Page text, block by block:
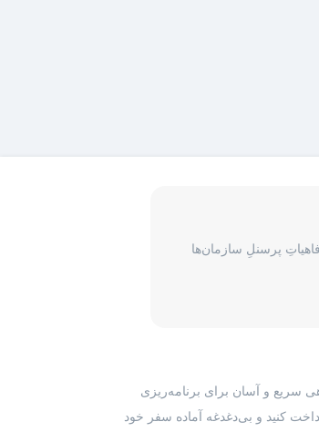
پرسنلِ سازمان‌ها
سریع و آسان برای برنامه‌ریزی
کنید و بی‌دغدغه آماده سفر خود